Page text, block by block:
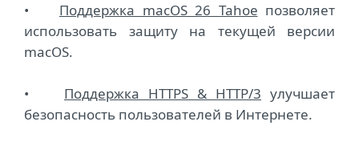
• Поддержка macOS 26 Tahoe позволяет
использовать защиту на текущей версии
macOS.
• Поддержка HTTPS & HTTP/3 улучшает
безопасность пользователей в Интернете.